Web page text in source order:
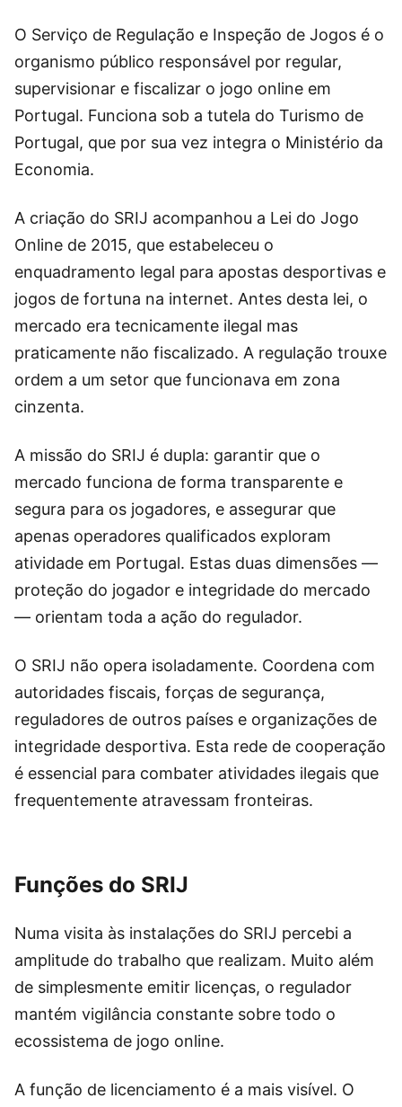
O Serviço de Regulação e Inspeção de Jogos é o
organismo público responsável por regular,
supervisionar e fiscalizar o jogo online em
Portugal. Funciona sob a tutela do Turismo de
Portugal, que por sua vez integra o Ministério da
Economia.
A criação do SRIJ acompanhou a Lei do Jogo
Online de 2015, que estabeleceu o
enquadramento legal para apostas desportivas e
jogos de fortuna na internet. Antes desta lei, o
mercado era tecnicamente ilegal mas
praticamente não fiscalizado. A regulação trouxe
ordem a um setor que funcionava em zona
cinzenta.
A missão do SRIJ é dupla: garantir que o
mercado funciona de forma transparente e
segura para os jogadores, e assegurar que
apenas operadores qualificados exploram
atividade em Portugal. Estas duas dimensões —
proteção do jogador e integridade do mercado
— orientam toda a ação do regulador.
O SRIJ não opera isoladamente. Coordena com
autoridades fiscais, forças de segurança,
reguladores de outros países e organizações de
integridade desportiva. Esta rede de cooperação
é essencial para combater atividades ilegais que
frequentemente atravessam fronteiras.
Funções do SRIJ
Numa visita às instalações do SRIJ percebi a
amplitude do trabalho que realizam. Muito além
de simplesmente emitir licenças, o regulador
mantém vigilância constante sobre todo o
ecossistema de jogo online.
A função de licenciamento é a mais visível. O